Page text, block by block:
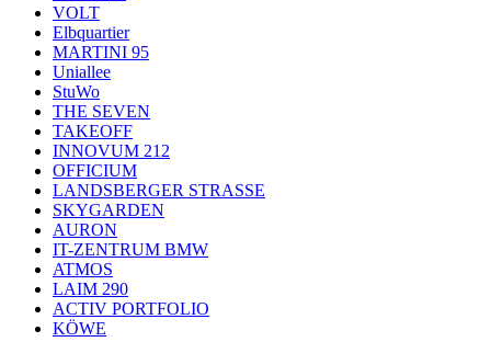
VOLT
Elbquartier
MARTINI 95
Uniallee
StuWo
THE SEVEN
TAKEOFF
INNOVUM 212
OFFICIUM
LANDSBERGER STRASSE
SKYGARDEN
AURON
IT-ZENTRUM BMW
ATMOS
LAIM 290
ACTIV PORTFOLIO
KÖWE